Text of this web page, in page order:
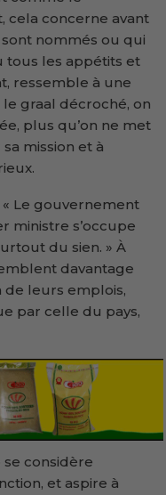
cela concerne avant
nommés ou qui
tous les appétits et
ressemble à une
le graal décroché, on
plus qu’on ne met
mission et à
Le gouvernement
ministre s’occupe
du sien. » À
davantage
leurs emplois,
par celle du pays,
considère
et aspire à